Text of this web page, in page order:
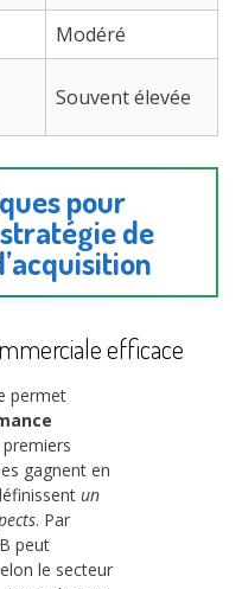
Modéré
Souvent élevée
pour
de
efficace
permet
gagnent en
un
. Par
peut
le secteur